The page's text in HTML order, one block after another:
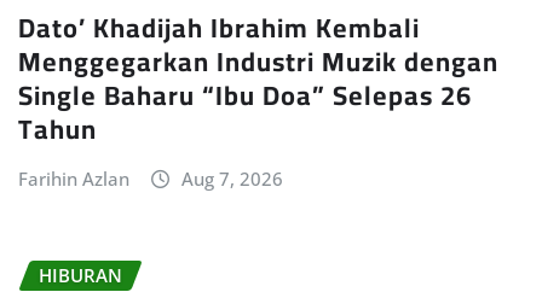
Dato’ Khadijah Ibrahim Kembali
Menggegarkan Industri Muzik dengan
Single Baharu “Ibu Doa” Selepas 26
Tahun
Farihin Azlan Aug 7, 2026
HIBURAN